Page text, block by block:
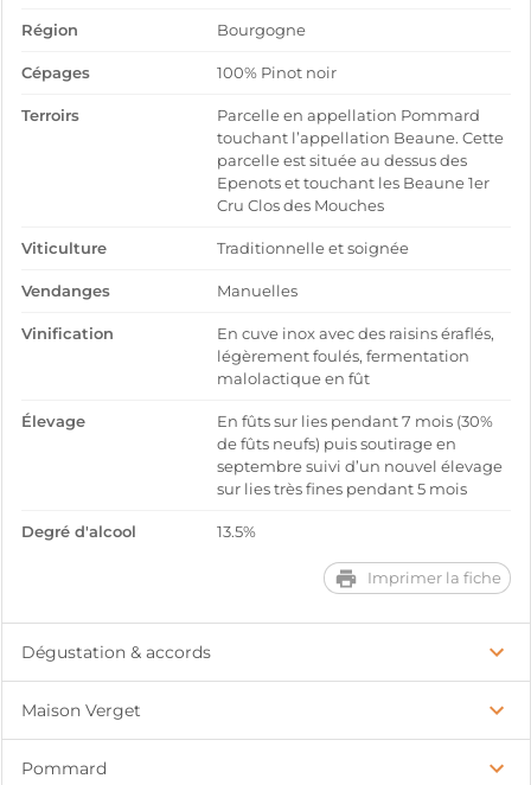
Région Bourgogne
Cépages 100% Pinot noir
Terroirs
Parcelle en appellation Pommard
touchant l’appellation Beaune. Cette
parcelle est située au dessus des
Epenots et touchant les Beaune 1er
Cru Clos des Mouches
Viticulture Traditionnelle et soignée
Vendanges Manuelles
Vinification
En cuve inox avec des raisins éraflés,
légèrement foulés, fermentation
malolactique en fût
Élevage
En fûts sur lies pendant 7 mois (30%
de fûts neufs) puis soutirage en
septembre suivi d’un nouvel élevage
sur lies très fines pendant 5 mois
Degré d'alcool 13.5%
Imprimer la fiche
Dégustation & accords
Maison Verget
Pommard